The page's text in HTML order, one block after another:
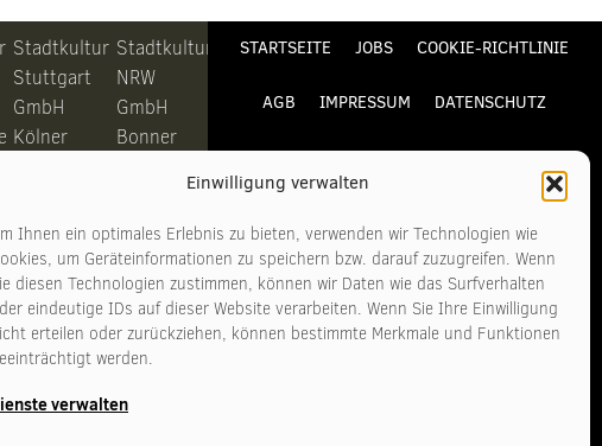
Einwilligung verwalten
Ihnen ein optimales Erlebnis zu bieten, verwenden wir Technologien wie
um Geräteinformationen zu speichern bzw. darauf zuzugreifen. Wenn
diesen Technologien zustimmen, können wir Daten wie das Surfverhalten
eindeutige IDs auf dieser Website verarbeiten. Wenn Sie Ihre Einwilligung
erteilen oder zurückziehen, können bestimmte Merkmale und Funktionen
werden.
verwalten
Stadtkultur
Stuttgart
GmbH
Kölner
70376
Stuttgart
Telefon
+49 711
www.stadtkultur-
Stadtkultur
NRW
GmbH
Bonner
311-313
50968
Köln
Telefon
+49 221
www.stadtkultur-
STARTSEITE JOBS COOKIE-RICHTLINIE
AGB IMPRESSUM DATENSCHUTZ
KONTAKT